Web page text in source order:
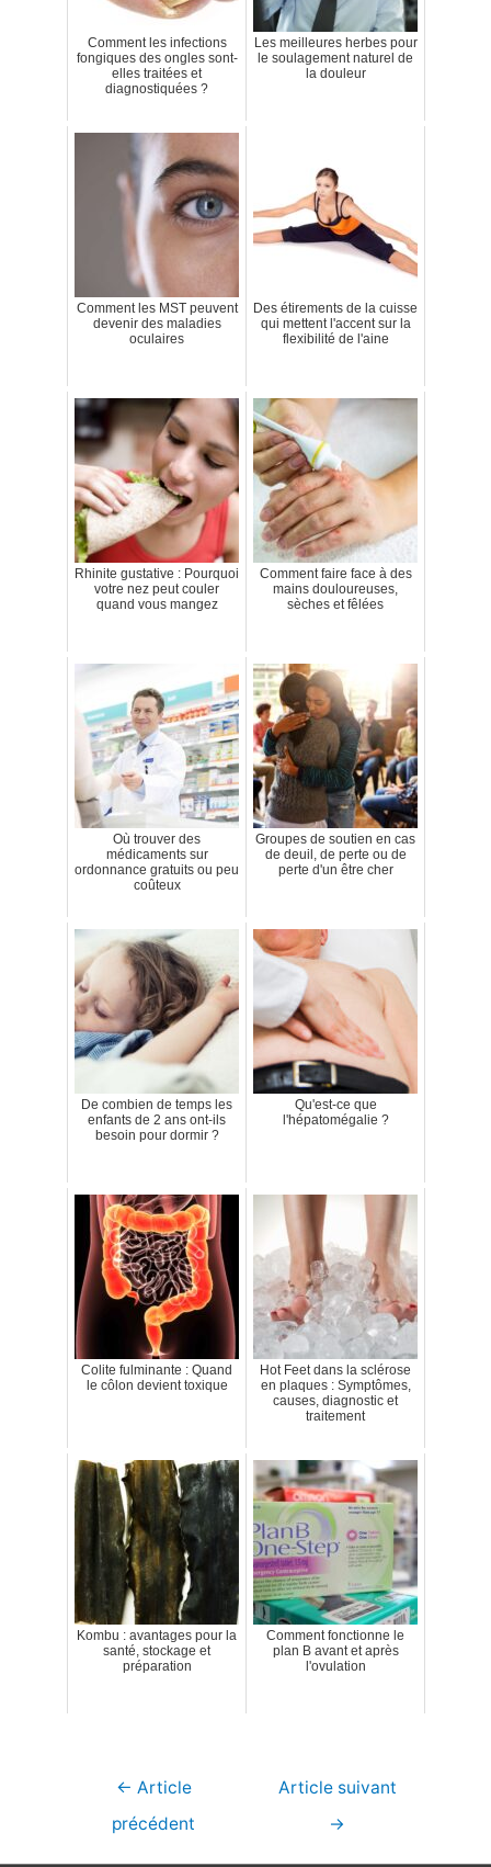
Comment les infections
fongiques des ongles sont-
elles traitées et
diagnostiquées ?
Les meilleures herbes pour
le soulagement naturel de
la douleur
Comment les MST peuvent
devenir des maladies
oculaires
Des étirements de la cuisse
qui mettent l'accent sur la
flexibilité de l'aine
Rhinite gustative : Pourquoi
votre nez peut couler
quand vous mangez
Comment faire face à des
mains douloureuses,
sèches et fêlées
Où trouver des
médicaments sur
ordonnance gratuits ou peu
coûteux
Groupes de soutien en cas
de deuil, de perte ou de
perte d'un être cher
De combien de temps les
enfants de 2 ans ont-ils
besoin pour dormir ?
Qu'est-ce que
l'hépatomégalie ?
Colite fulminante : Quand
le côlon devient toxique
Hot Feet dans la sclérose
en plaques : Symptômes,
causes, diagnostic et
traitement
Kombu : avantages pour la
santé, stockage et
préparation
Comment fonctionne le
plan B avant et après
l'ovulation
Navigation
← Article
précédent
Article suivant
→